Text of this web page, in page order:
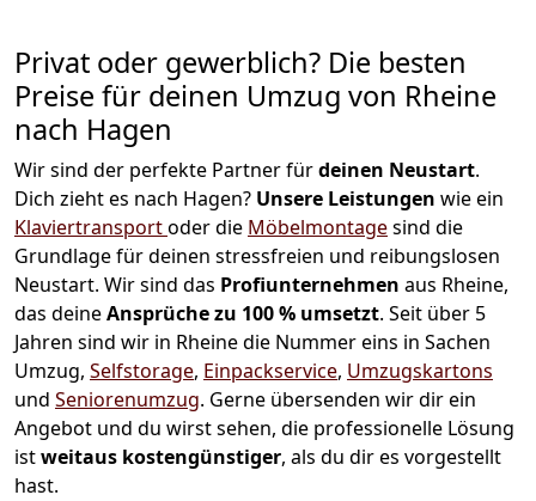
Privat oder gewerblich? Die besten
Preise für deinen Umzug von Rheine
nach Hagen
Wir sind der perfekte Partner fürdeinen Neustart.
Dich zieht es nach Hagen? Unsere Leistungen wie ein
Klaviertransportoder die Möbelmontagesind die
Grundlage für deinen stressfreien und reibungslosen
Neustart. Wir sind das Profiunternehmen aus Rheine,
das deineAnsprüche zu 100 % umsetzt. Seit über 5
Jahren sind wir in Rheine die Nummer eins in Sachen
Umzug, Selfstorage, Einpackservice, Umzugskartons
und Seniorenumzug. Gerne übersenden wir dir ein
Angebot und du wirst sehen, die professionelle Lösung
istweitaus kostengünstiger, als du dir es vorgestellt
hast.